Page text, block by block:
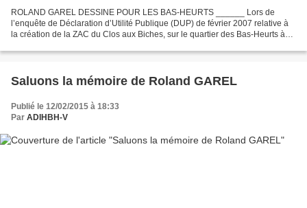
ROLAND GAREL DESSINE POUR LES BAS-HEURTS ______ Lors de
l’enquête de Déclaration d’Utilité Publique (DUP) de février 2007 relative à
la création de la ZAC du Clos aux Biches, sur le quartier des Bas-Heurts à
Saluons la mémoire de Roland GAREL
Publié le 12/02/2015 à 18:33
Par ADIHBH-V